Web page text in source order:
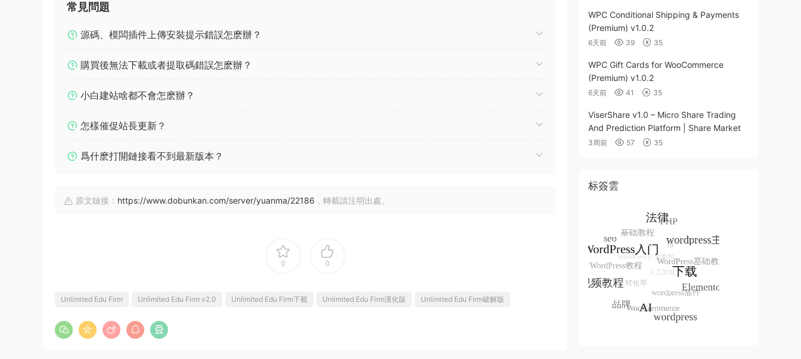
常見問題
源碼、模闆插件上傳安裝提示錯誤怎麽辦？
購買後無法下載或者提取碼錯誤怎麽辦？
小白建站啥都不會怎麽辦？
怎樣催促站長更新？
爲什麽打開鏈接看不到最新版本？
原文鏈接： https://www.dobunkan.com/server/yuanma/22186 ，轉載請注明出處。
0 0
Unlimited Edu Firm Unlimited Edu Firm v2.0 Unlimited Edu Firm下載 Unlimited Edu Firm漢化版 Unlimited Edu Firm破解版
WPC Conditional Shipping & Payments
(Premium) v1.0.2
6天前 39 35
WPC Gift Cards for WooCommerce
(Premium) v1.0.2
6天前 41 35
ViserShare v1.0 – Micro Share Trading
And Prediction Platform | Share Market
3周前 57 35
标簽雲